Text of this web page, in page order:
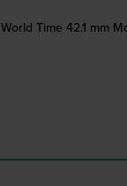
World Time 42.1 mm